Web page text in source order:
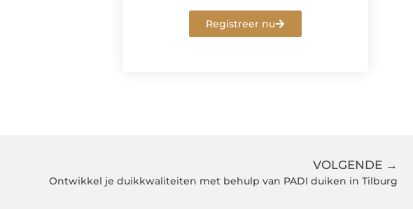
Registreer nu
VOLGENDE →
Ontwikkel je duikkwaliteiten met behulp van PADI duiken in Tilburg